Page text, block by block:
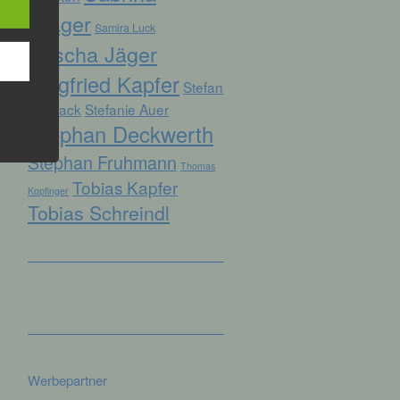
Prager Samira Luck
Sascha Jäger
Siegfried Kapfer Stefan
Biersack Stefanie Auer
Stephan Deckwerth
Stephan Fruhmann Thomas
Kopfinger Tobias Kapfer
Tobias Schreindl
Werbepartner